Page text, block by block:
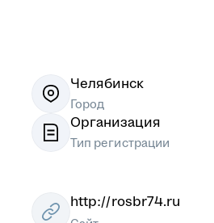
Челябинск
Город
Организация
Тип регистрации
http://rosbr74.ru